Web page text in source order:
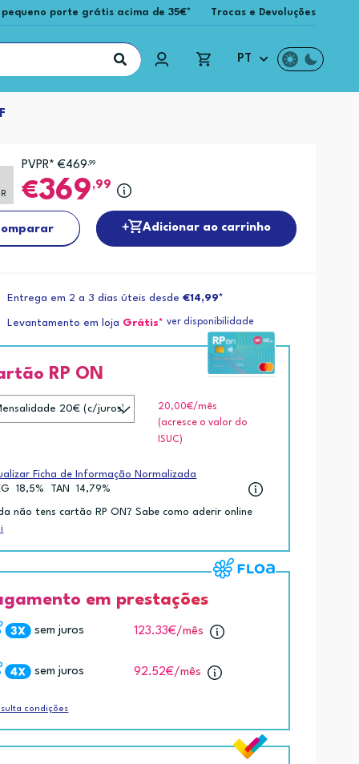
porte grátis acima de 35€* Trocas e Devoluções
PT
PVPR* €469 ,99
369 ,99
Adicionar ao carrinho
Entrega em 2 a 3 dias úteis desde€14,99*
Levantamento em loja Grátis* ver disponibilidade
RP ON
20,00€/mês
(acresce o valor do
ISUC)
Ficha de Informação Normalizada
18,5% TAN 14,79%
não tens cartão RP ON? Sabe como aderir online
em prestações
sem juros 123.33€/mês
sem juros 92.52€/mês
condições